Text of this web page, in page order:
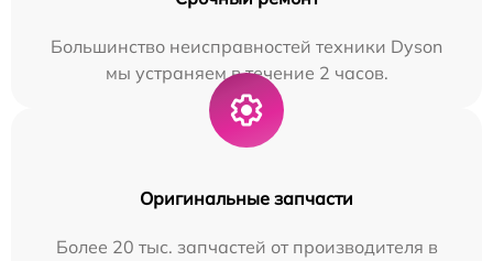
Большинство неисправностей техники Dyson
мы устраняем в течение 2 часов.
Оригинальные запчасти
Более 20 тыс. запчастей от производителя в